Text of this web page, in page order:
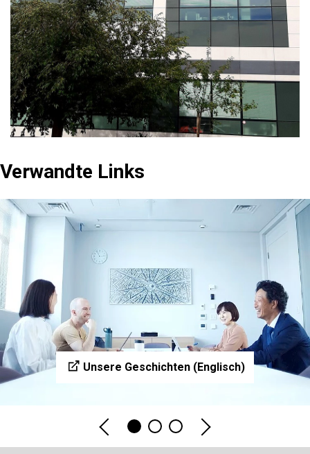
Verwandte Links
Unsere Geschichten (Englisch)